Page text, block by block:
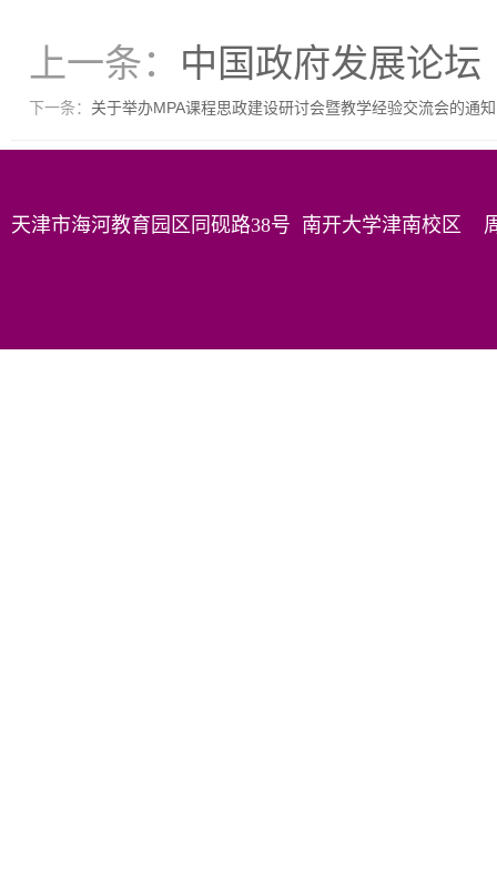
上一条： 中国政府发展论
下一条： 关于举办MPA课程思政建设研讨会暨教学经验交流会的通知
天津市海河教育园区同砚路38号 南开大学津南校区